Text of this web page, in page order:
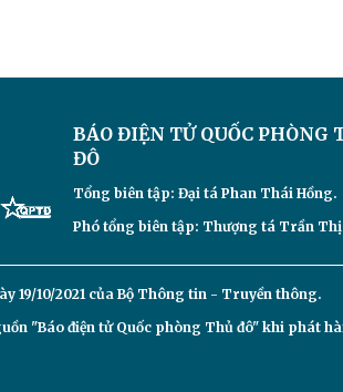
BÁO ĐIỆN TỬQUỐC PHÒNG
ĐÔ
Tổng biên tập: Đại tá Phan Thái Hồng.
Phó tổng biên tập: Thượng tá Trần Thị
19/10/2021 của Bộ Thông tin - Truyền thông.
"Báo điện tử Quốc phòng Thủ đô" khi phát